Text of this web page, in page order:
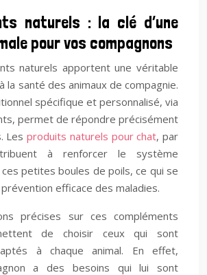
naturels : la clé d’une
pour vos compagnons
naturels apportent une véritable
la santé des animaux de compagnie.
spécifique et personnalisé, via
permet de répondre précisément
Les produits naturels pour chat, par
à renforcer le système
petites boules de poils, ce qui se
efficace des maladies.
précises sur ces compléments
de choisir ceux qui sont
à chaque animal. En effet,
a des besoins qui lui sont